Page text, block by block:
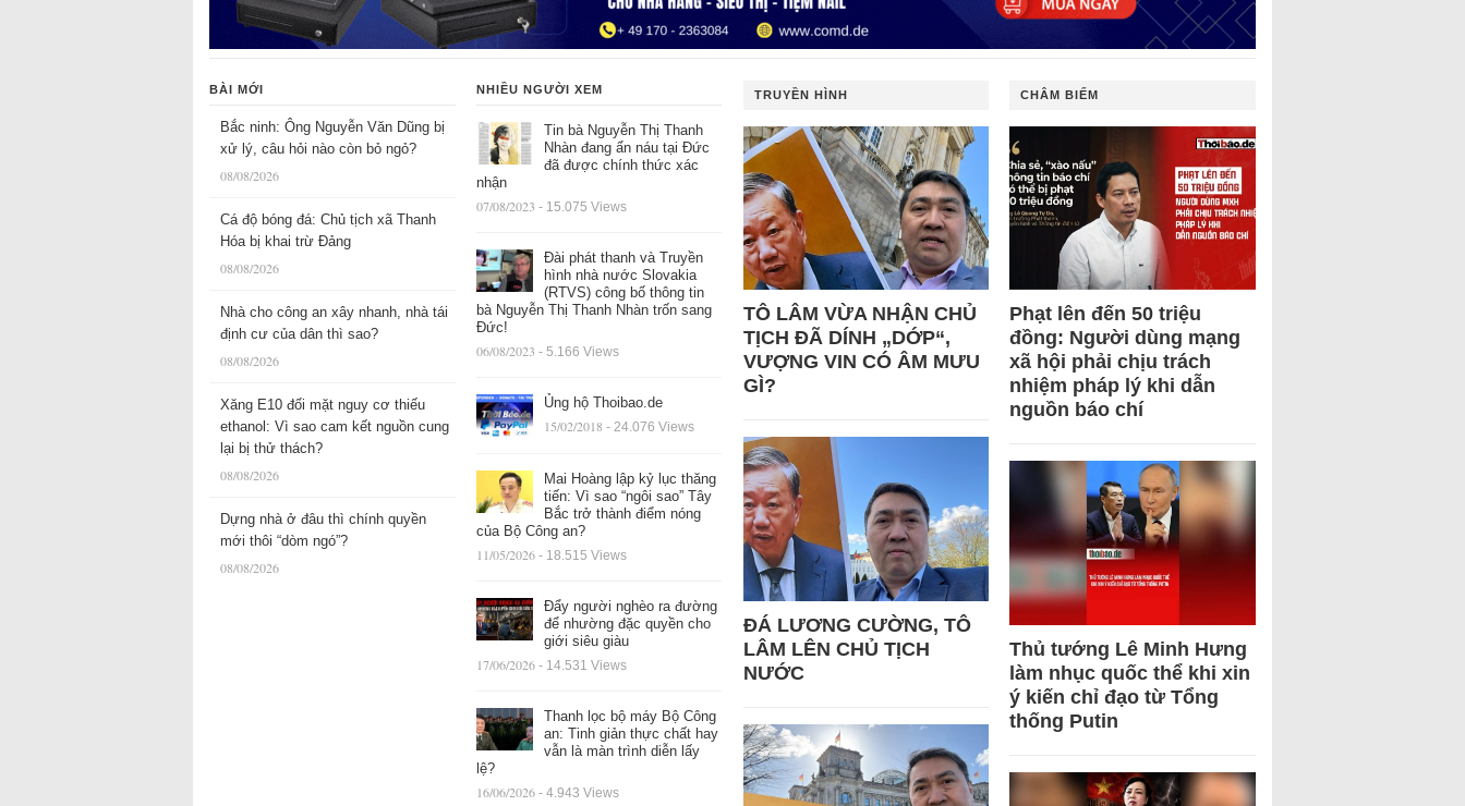
BÀI MỚI
Bắc ninh: Ông Nguyễn Văn Dũng bị
xử lý, câu hỏi nào còn bỏ ngỏ?
08/08/2026
Cá độ bóng đá: Chủ tịch xã Thanh
Hóa bị khai trừ Đảng
08/08/2026
Nhà cho công an xây nhanh, nhà tái
định cư của dân thì sao?
08/08/2026
Xăng E10 đối mặt nguy cơ thiếu
ethanol: Vì sao cam kết nguồn cung
lại bị thử thách?
08/08/2026
Dựng nhà ở đâu thì chính quyền
mới thôi “dòm ngó”?
08/08/2026
NHIỀU NGƯỜI XEM
Tin bà Nguyễn Thị Thanh
Nhàn đang ẩn náu tại Đức
đã được chính thức xác
nhận
07/08/2023 - 15.075 Views
Đài phát thanh và Truyền
hình nhà nước Slovakia
(RTVS) công bố thông tin
bà Nguyễn Thị Thanh Nhàn trốn sang
Đức!
06/08/2023 - 5.166 Views
Ủng hộ Thoibao.de
15/02/2018 - 24.076 Views
Mai Hoàng lập kỷ lục thăng
tiến: Vì sao “ngôi sao” Tây
Bắc trở thành điểm nóng
của Bộ Công an?
11/05/2026 - 18.515 Views
Đẩy người nghèo ra đường
để nhường đặc quyền cho
giới siêu giàu
17/06/2026 - 14.531 Views
Thanh lọc bộ máy Bộ Công
an: Tinh giản thực chất hay
vẫn là màn trình diễn lấy
lệ?
16/06/2026 - 4.943 Views
TRUYỀN HÌNH
TÔ LÂM VỪA NHẬN CHỦ
TỊCH ĐÃ DÍNH „DỚP“,
VƯỢNG VIN CÓ ÂM MƯU
GÌ?
ĐÁ LƯƠNG CƯỜNG, TÔ
LÂM LÊN CHỦ TỊCH
NƯỚC
CHÂM BIẾM
Phạt lên đến 50 triệu
đồng: Người dùng mạng
xã hội phải chịu trách
nhiệm pháp lý khi dẫn
nguồn báo chí
Thủ tướng Lê Minh Hưng
làm nhục quốc thể khi xin
ý kiến chỉ đạo từ Tổng
thống Putin